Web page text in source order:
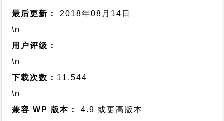
最后更新：
2018年08月14日
\n
用户评级：
\n
下载次数： 11,544
\n
兼容 WP 版本：
4.9 或更高版本